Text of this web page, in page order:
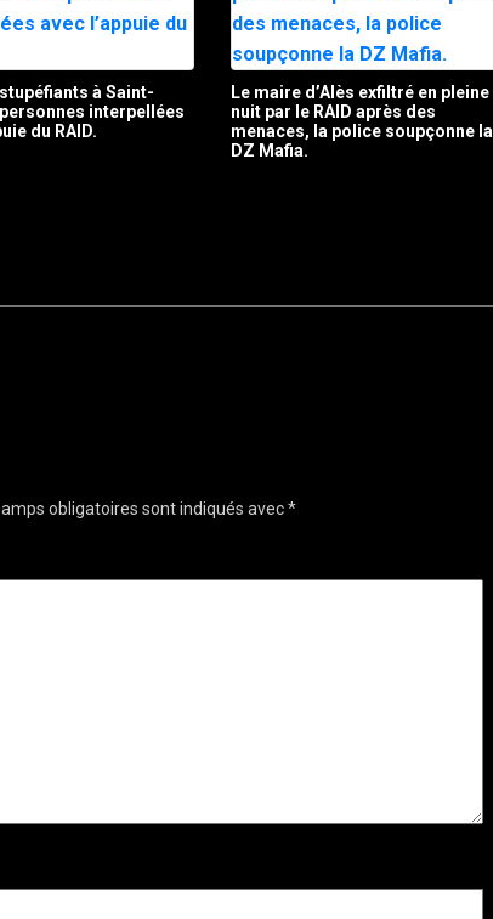
à Saint-
interpellées
du RAID.
Le maire d’Alès exfiltré en pleine
nuit par le RAID après des
menaces, la police soupçonne la
DZ Mafia.
obligatoires sont indiqués avec*